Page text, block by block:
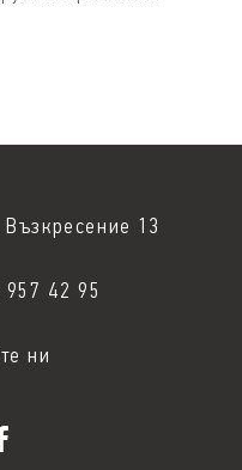
13
957 42 95
ни